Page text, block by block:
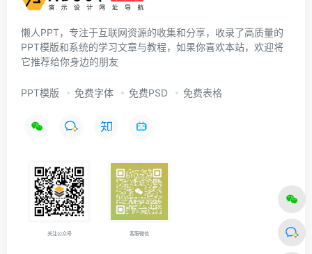
懒人PPT，专注于互联网资源的收集和分享，收录了高质量的
PPT模版和系统的学习文章与教程，如果你喜欢本站，欢迎将
它推荐给你身边的朋友
PPT模版 免费字体 免费PSD 免费表格
关注公众号 客服微信